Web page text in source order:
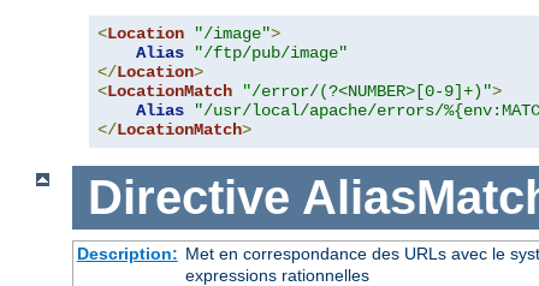
<Location "/image">
Alias
"/ftp/pub/image"
</Location>
<LocationMatch "/error/(?<NUMBER>[0-9]+)">
Alias
"/usr/local/apache/errors/
</LocationMatch>
Directive
Description: Met en correspondance des URLs avec le
expressions rationnelles